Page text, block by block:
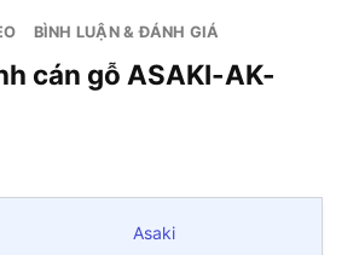
BÌNH LUẬN & ĐÁNH GIÁ
cán gỗ ASAKI-AK-
Asaki